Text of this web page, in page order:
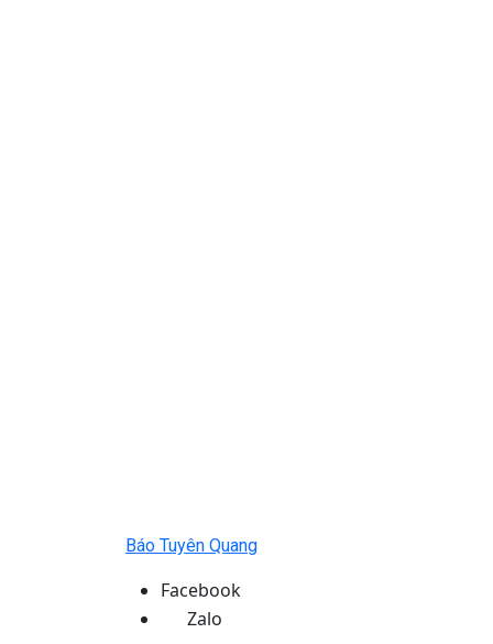
Báo Tuyên Quang
Facebook
Zalo